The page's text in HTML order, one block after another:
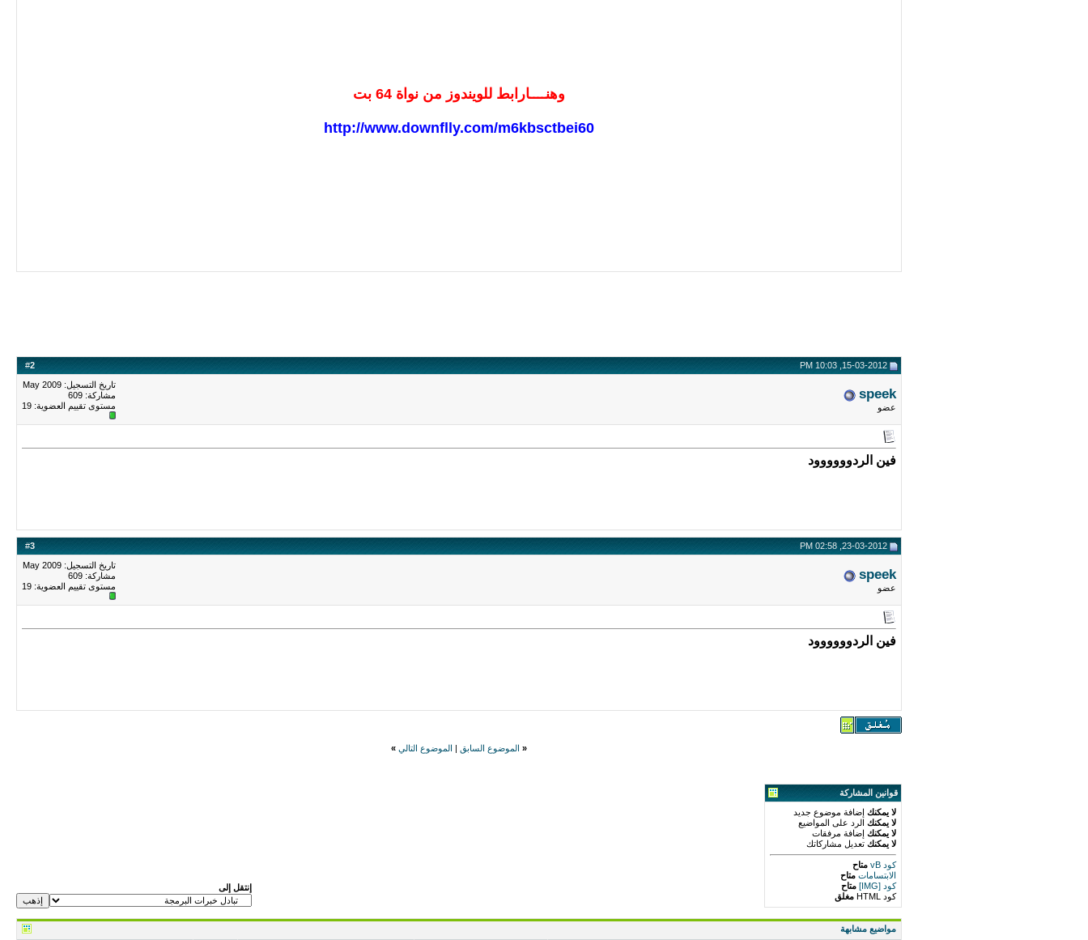
وهنــــارابط للويندوز من نواة 64 بت
http://www.downflly.com/m6kbsctbei60
#2
speek
عضو
تاريخ التسجيل: May 2009
مشاركة: 609
مستوى تقييم العضوية: 19
فين الردوووووود
#3
speek
عضو
تاريخ التسجيل: May 2009
مشاركة: 609
مستوى تقييم العضوية: 19
فين الردوووووود
« الموضوع السابق الموضوع التالي »
قوانين المشاركة
لا يمكنك إضافة موضوع جديد
لا يمكنك الرد على المواضيع
لا يمكنك إضافة مرفقات
لا يمكنك تعديل مشاركاتك
كود vB
متاح
الابتسامات متاح
كود [IMG]
متاح
كود HTML
مغلق
إنتقل إلى
مواضيع مشابهة